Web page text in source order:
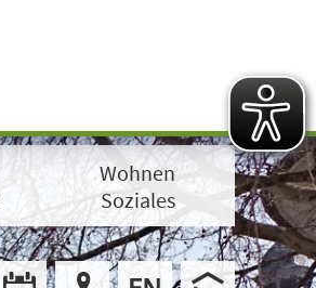
Wohnen
Soziales